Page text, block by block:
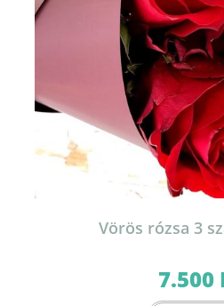
Vörös rózsa 3
7.500